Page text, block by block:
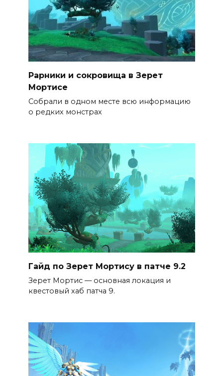
Рарники и сокровища в Зерет
Мортисе
Собрали в одном месте всю информацию
о редких монстрах
Гайд по Зерет Мортису в патче 9.2
Зерет Мортис — основная локация и
квестовый хаб патча 9.